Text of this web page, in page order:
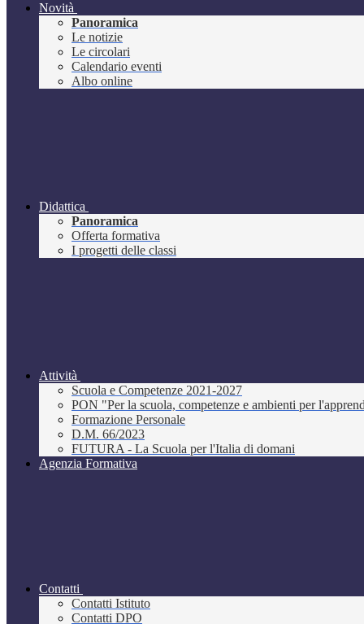
Novità
Panoramica
Le notizie
Le circolari
Calendario eventi
Albo online
Didattica
Panoramica
Offerta formativa
I progetti delle classi
Attività
Scuola e Competenze 2021-2027
PON "Per la scuola, competenze e ambienti per
Formazione Personale
D.M. 66/2023
FUTURA - La Scuola per l'Italia di domani
Agenzia Formativa
Contatti
Contatti Istituto
Contatti DPO